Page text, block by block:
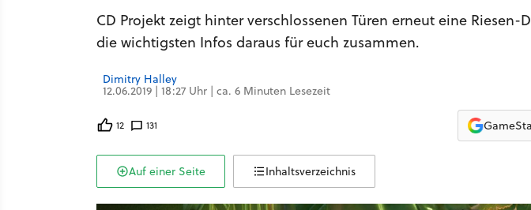
CD Projekt zeigt hinter verschlossenen Türen erneut eine Riesen-
die wichtigsten Infos daraus für euch zusammen.
Dimitry Halley
12.06.2019 | 18:27 Uhr | ca. 6 Minuten Lesezeit
12 131
Auf einer Seite Inhaltsverzeichnis